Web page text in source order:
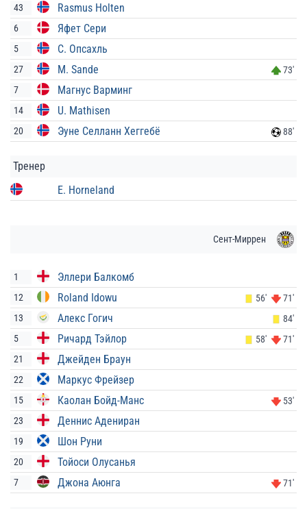
43 Rasmus Holten
6 Яфет Сери
5 С. Опсахль
27 M. Sande
73'
7
Магнус Варминг
14 U. Mathisen
20 Эуне Селланн Хеггебё 88'
Тренер
E. Horneland
Сент-Миррен
1 Эллери Балкомб
12 Roland Idowu 56'
71'
13
Алекс Гогич
84'
5
Ричард Тэйлор 58'
71'
21
Джейден Браун
22 Маркус Фрейзер
15 Каолан Бойд-Манс
53'
23
Деннис Адениран
19 Шон Руни
20 Тойоси Олусанья
7 Джона Аюнга 71'